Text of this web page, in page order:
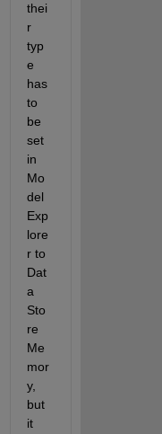
thei
r
typ
e
has
to
be
set
in
Mo
del
Exp
lore
r to
Dat
a
Sto
re
Me
mor
y,
but
it